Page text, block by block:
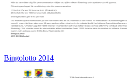
Bingolotto 2014